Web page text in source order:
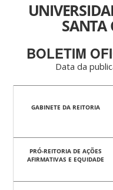
SANTA
BOLETIM
Data da
GABINETE DA REITORIA
PRÓ-REITORIA DE AÇÕES
AFIRMATIVAS E EQUIDADE